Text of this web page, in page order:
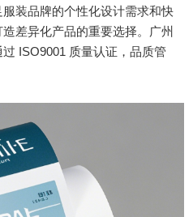
装品牌的个性化设计需求和快
差异化产品的重要选择。广州
ISO9001 质量认证，品质管